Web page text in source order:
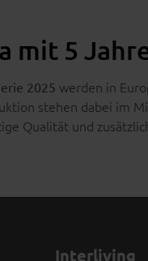
mit 5
2025 werden in
stehen dabei im
Qualität und
Interliving